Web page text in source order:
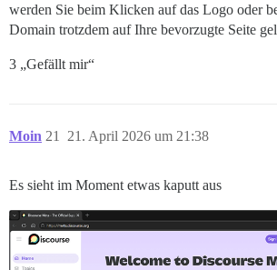
werden Sie beim Klicken auf das Logo oder
Domain trotzdem auf Ihre bevorzugte Seite
3 „Gefällt mir“
Moin 21. April 2026 um 21:38
21
Es sieht im Moment etwas kaputt aus